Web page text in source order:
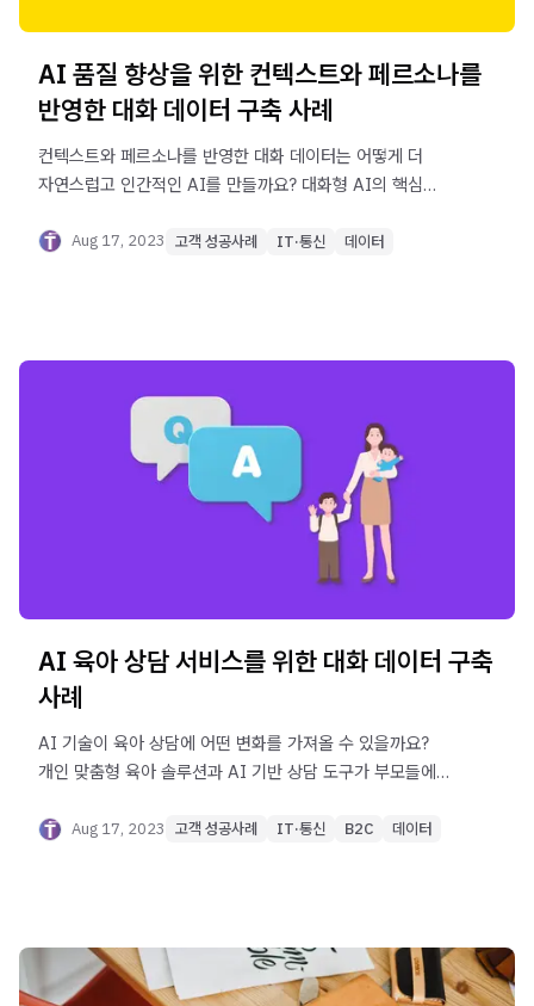
AI 품질 향상을 위한 컨텍스트와 페르소나를
반영한 대화 데이터 구축 사례
컨텍스트와 페르소나를 반영한 대화 데이터는 어떻게 더
자연스럽고 인간적인 AI를 만들까요? 대화형 AI의 핵심
Aug 17, 2023 고객 성공사례 IT·통신 데이터
AI 육아 상담 서비스를 위한 대화 데이터 구축
사례
AI 기술이 육아 상담에 어떤 변화를 가져올 수 있을까요?
개인 맞춤형 육아 솔루션과 AI 기반 상담 도구가 부모들에게
Aug 17, 2023 고객 성공사례 IT·통신 B2C 데이터